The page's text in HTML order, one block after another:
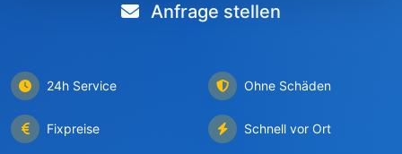
Anfrage stellen
24h Service Ohne Schäden
Fixpreise Schnell vor Ort